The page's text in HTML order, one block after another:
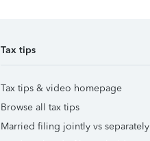
Tax tips
Tax tips & video homepage
Browse all tax tips
Married filing jointly vs separately